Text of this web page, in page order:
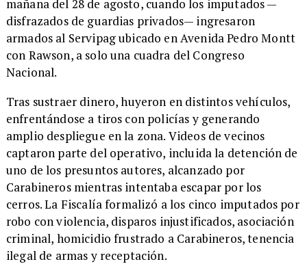
mañana del 28 de agosto, cuando los imputados —
disfrazados de guardias privados— ingresaron
armados al Servipag ubicado en Avenida Pedro Montt
con Rawson, a solo una cuadra del Congreso
Nacional.
Tras sustraer dinero, huyeron en distintos vehículos,
enfrentándose a tiros con policías y generando
amplio despliegue en la zona. Videos de vecinos
captaron parte del operativo, incluida la detención de
uno de los presuntos autores, alcanzado por
Carabineros mientras intentaba escapar por los
cerros. La Fiscalía formalizó a los cinco imputados por
robo con violencia, disparos injustificados, asociación
criminal, homicidio frustrado a Carabineros, tenencia
ilegal de armas y receptación.